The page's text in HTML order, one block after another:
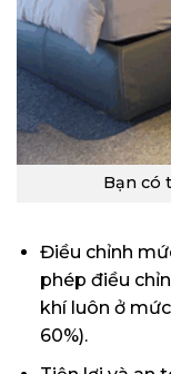
Bạn có
Điều chỉnh
phép điều
khí luôn ở
60%).